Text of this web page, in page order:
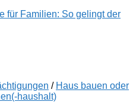
für Familien: So gelingt der
/ Haus bauen oder
haushalt)